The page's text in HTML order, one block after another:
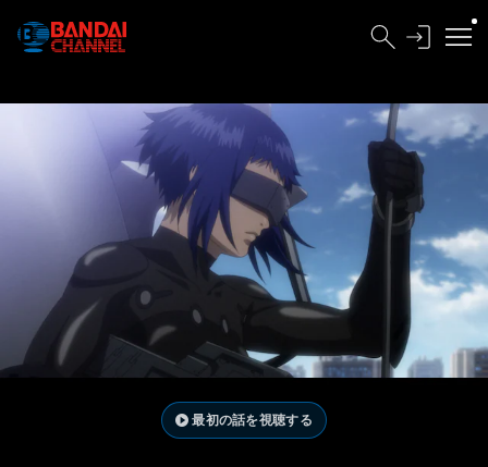
最初の話を視聴する